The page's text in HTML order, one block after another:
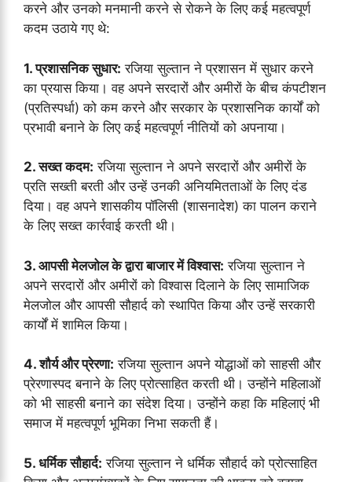
करने और उनको मनमानी करने से रोकने के लिए कई महत्वपूर्ण
कदम उठाये गए थे:
1. प्रशासनिक सुधार: रजिया सुल्तान ने प्रशासन में सुधार करने
का प्रयास किया। वह अपने सरदारों और अमीरों के बीच कंपटीशन
(प्रतिस्पर्धा) को कम करने और सरकार के प्रशासनिक कार्यों को
प्रभावी बनाने के लिए कई महत्वपूर्ण नीतियों को अपनाया।
2. सख्त कदम: रजिया सुल्तान ने अपने सरदारों और अमीरों के
प्रति सख्ती बरती और उन्हें उनकी अनियमितताओं के लिए दंड
दिया। वह अपने शासकीय पॉलिसी (शासनादेश) का पालन कराने
के लिए सख्त कार्रवाई करती थी।
3. आपसी मेलजोल के द्वारा बाजार में विश्वास: रजिया सुल्तान ने
अपने सरदारों और अमीरों को विश्वास दिलाने के लिए सामाजिक
मेलजोल और आपसी सौहार्द को स्थापित किया और उन्हें सरकारी
कार्यों में शामिल किया।
4. शौर्य और प्रेरणा: रजिया सुल्तान अपने योद्धाओं को साहसी और
प्रेरणास्पद बनाने के लिए प्रोत्साहित करती थी। उन्होंने महिलाओं
को भी साहसी बनाने का संदेश दिया। उन्होंने कहा कि महिलाएं भी
समाज में महत्वपूर्ण भूमिका निभा सकती हैं।
5. धर्मिक सौहार्द: रजिया सुल्तान ने धर्मिक सौहार्द को प्रोत्साहित